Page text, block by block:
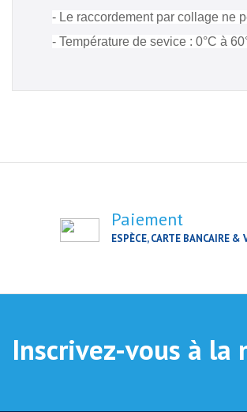
- Le raccordement par collage ne
- Température de sevice : 0°C à
Paiement
ESPÈCE, CARTE BANCAIRE &
Inscrivez-vous à la